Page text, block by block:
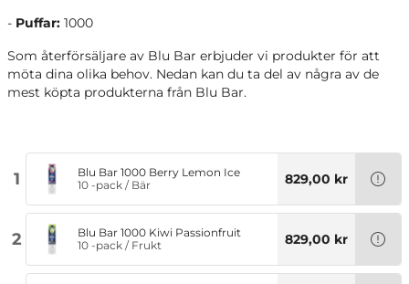
- Puffar: 1000
Som återförsäljare av Blu Bar erbjuder vi produkter för att
möta dina olika behov. Nedan kan du ta del av några av de
mest köpta produkterna från Blu Bar.
1
Blu Bar 1000 Berry Lemon Ice
10 -pack / Bär 829,00 kr
2
Blu Bar 1000 Kiwi Passionfruit
10 -pack / Frukt 829,00 kr